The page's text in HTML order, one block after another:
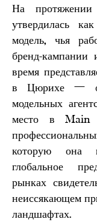
На
утвердилась
модель, чья
бренд-
время
в Цюрихе —
модельных
место в Main
которую она
глобальное
рынках
неиссякающем
ландшафтах.